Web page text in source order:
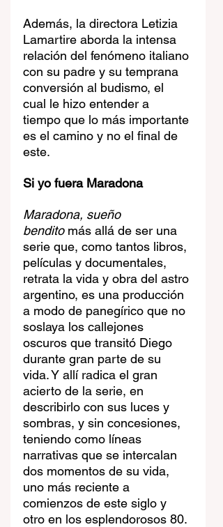
Además, la directora Letizia
Lamartire aborda la intensa
relación del fenómeno italiano
con su padre y su temprana
conversión al budismo, el
cual le hizo entender a
tiempo que lo más importante
es el camino y no el final de
este.
Si yo fuera Maradona
Maradona, sueño
bendito más allá de ser una
serie que, como tantos libros,
películas y documentales,
retrata la vida y obra del astro
argentino, es una producción
a modo de panegírico que no
soslaya los callejones
oscuros que transitó Diego
durante gran parte de su
vida. Y allí radica el gran
acierto de la serie, en
describirlo con sus luces y
sombras, y sin concesiones,
teniendo como líneas
narrativas que se intercalan
dos momentos de su vida,
uno más reciente a
comienzos de este siglo y
otro en los esplendorosos 80.